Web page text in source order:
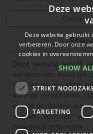
Ontdek
Deze website wordt
aangeboden maar om
houden te drukken
kunnen verzamelen.
ons te ondersteunen
kunnen voorzien
boordevol informatie.
Deze
Deze website gebruikt
verbeteren. Door onze
cookies in
SHOW
STRIKT
TARGETING